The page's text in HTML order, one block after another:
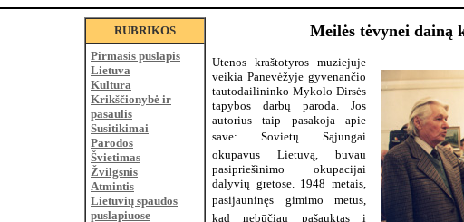
RUBRIKOS
Pirmasis puslapis
Lietuva
Kultūra
Krikščionybė ir
pasaulis
Susitikimai
Parodos
Švietimas
Žvilgsnis
Atmintis
Lietuvių spaudos
puslapiuose
Meilės tėvynei dainą
Utenos kraštotyros muziejuje
veikia Panevėžyje gyvenančio
tautodailininko Mykolo Dirsės
tapybos darbų paroda. Jos
autorius taip pasakoja apie
save: Sovietų Sąjungai
okupavus Lietuvą, buvau
pasipriešinimo okupacijai
dalyvių gretose. 1948 metais,
pasijauninęs gimimo metus,
kad nebūčiau pašauktas į